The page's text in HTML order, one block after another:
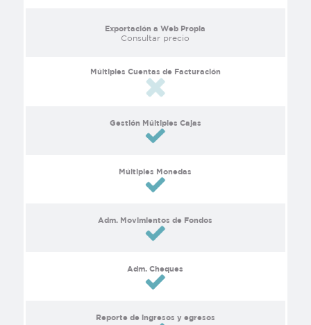
Exportación a Web Propia
Consultar precio
Múltiples Cuentas de Facturación
Gestión Múltiples Cajas
Múltiples Monedas
Adm. Movimientos de Fondos
Adm. Cheques
Reporte de ingresos y egresos